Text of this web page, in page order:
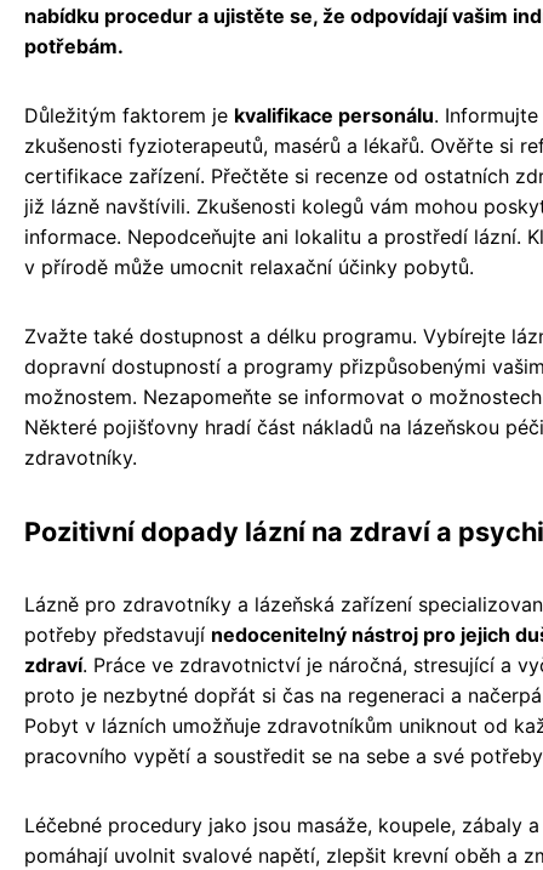
nabídku procedur a ujistěte se, že odpovídají vašim
potřebám.
Důležitým faktorem je kvalifikace personálu. Informujte
zkušenosti fyzioterapeutů, masérů a lékařů. Ověřte si
certifikace zařízení. Přečtěte si recenze od ostatních
již lázně navštívili. Zkušenosti kolegů vám mohou
informace. Nepodceňujte ani lokalitu a prostředí lázní.
v přírodě může umocnit relaxační účinky pobytů.
Zvažte také dostupnost a délku programu. Vybírejte
dopravní dostupností a programy přizpůsobenými
možnostem. Nezapomeňte se informovat o
Některé pojišťovny hradí část nákladů na lázeňskou
zdravotníky.
Pozitivní dopady lázní na zdraví a
Lázně pro zdravotníky a lázeňská zařízení
potřeby představují nedocenitelný nástroj pro jejich
zdraví. Práce ve zdravotnictví je náročná, stresující a
proto je nezbytné dopřát si čas na regeneraci a
Pobyt v lázních umožňuje zdravotníkům uniknout od
pracovního vypětí a soustředit se na sebe a své
Léčebné procedury jako jsou masáže, koupele, zábaly
pomáhají uvolnit svalové napětí, zlepšit krevní oběh a